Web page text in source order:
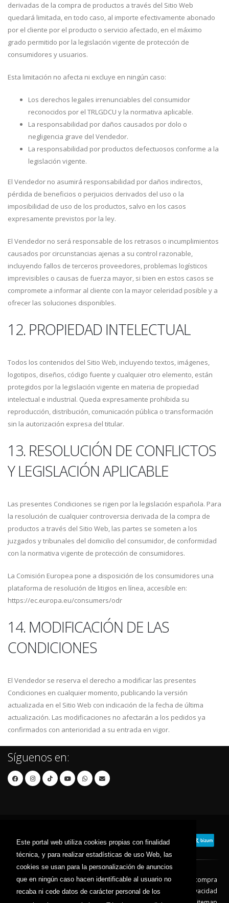
Este portal web utiliza cookies propias con finalidad
técnica, y para realizar estadísticas de uso Web, las
cookies se usan para la personalización de anuncios
que en ningún caso hacen identificable al usuario no
recaba ni cede datos de carácter personal de los
derivadas de la compra de productos a través del Sitio Web
quedará limitada, en todo caso, al importe efectivamente abonado
por el cliente por el producto o servicio afectado, en el máximo
grado permitido por la legislación vigente de protección de
consumidores y usuarios.
Esta limitación no afecta ni excluye en ningún caso:
Los derechos legales irrenunciables del consumidor
reconocidos por el TRLGDCU y la normativa aplicable.
La responsabilidad por daños causados por dolo o
negligencia grave del Vendedor.
La responsabilidad por productos defectuosos conforme a la
legislación vigente.
El Vendedor no asumirá responsabilidad por daños indirectos,
pérdida de beneficios o perjuicios derivados del uso o la
imposibilidad de uso de los productos, salvo en los casos
expresamente previstos por la ley.
El Vendedor no será responsable de los retrasos o incumplimientos
causados por circunstancias ajenas a su control razonable,
incluyendo fallos de terceros proveedores, problemas logísticos
imprevisibles o causas de fuerza mayor, si bien en estos casos se
compromete a informar al cliente con la mayor celeridad posible y a
ofrecer las soluciones disponibles.
12. PROPIEDAD INTELECTUAL
Todos los contenidos del Sitio Web, incluyendo textos, imágenes,
logotipos, diseños, código fuente y cualquier otro elemento, están
protegidos por la legislación vigente en materia de propiedad
intelectual e industrial. Queda expresamente prohibida su
reproducción, distribución, comunicación pública o transformación
sin la autorización expresa del titular.
13. RESOLUCIÓN DE CONFLICTOS
Y LEGISLACIÓN APLICABLE
Las presentes Condiciones se rigen por la legislación española. Para
la resolución de cualquier controversia derivada de la compra de
productos a través del Sitio Web, las partes se someten a los
juzgados y tribunales del domicilio del consumidor, de conformidad
con la normativa vigente de protección de consumidores.
La Comisión Europea pone a disposición de los consumidores una
plataforma de resolución de litigios en línea, accesible en:
https://ec.europa.eu/consumers/odr
14. MODIFICACIÓN DE LAS
CONDICIONES
El Vendedor se reserva el derecho a modificar las presentes
Condiciones en cualquier momento, publicando la versión
actualizada en el Sitio Web con indicación de la fecha de última
actualización. Las modificaciones no afectarán a los pedidos ya
confirmados con anterioridad a su entrada en vigor.
Síguenos en:
Contacto Aviso Legal
Condiciones de compra
Política de envíos
Política de devolución
Política de Privacidad